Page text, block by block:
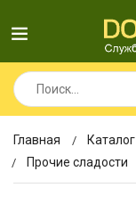
Главная Каталог
Прочие сладости